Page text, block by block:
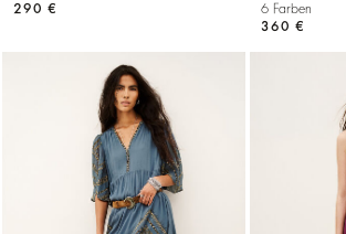
290 €
6 Farben
360 €